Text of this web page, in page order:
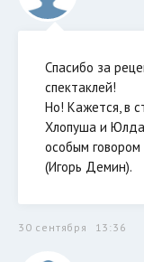
Спасибо за
спектаклей!
Но! Кажется, в
Хлопуша и
особым
(Игорь Демин).
30 сентября 13:36